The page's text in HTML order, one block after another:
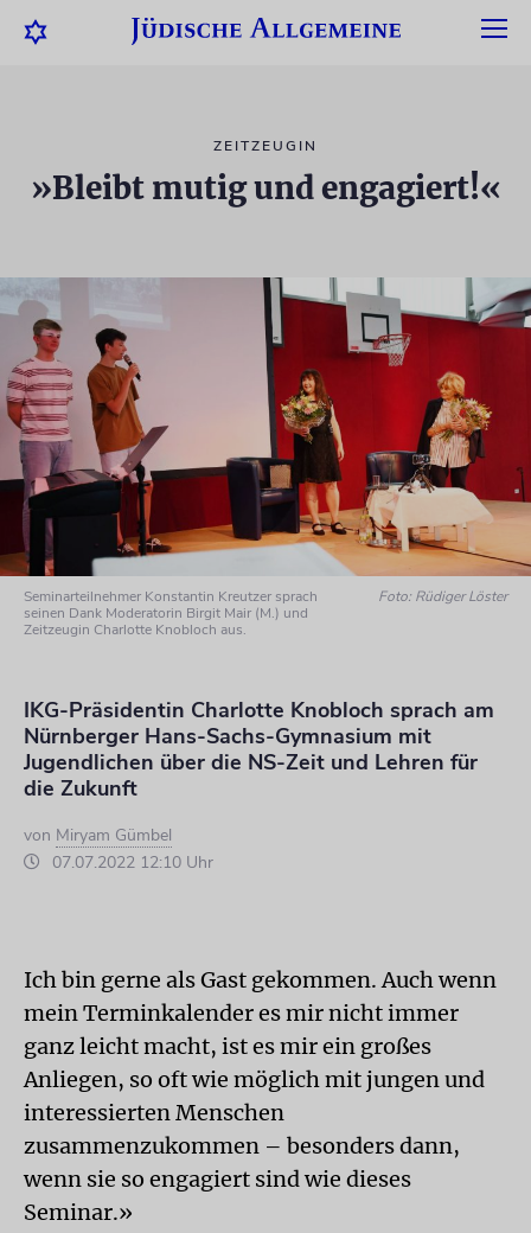
ZEITZEUGIN
»Bleibt mutig und engagiert!«
Seminarteilnehmer Konstantin Kreutzer sprach
seinen Dank Moderatorin Birgit Mair (M.) und
Zeitzeugin Charlotte Knobloch aus.
Foto: Rüdiger Löster
IKG-Präsidentin Charlotte Knobloch sprach am
Nürnberger Hans-Sachs-Gymnasium mit
Jugendlichen über die NS-Zeit und Lehren für
die Zukunft
von Miryam Gümbel
07.07.2022 12:10 Uhr
Ich bin gerne als Gast gekommen. Auch wenn
mein Terminkalender es mir nicht immer
ganz leicht macht, ist es mir ein großes
Anliegen, so oft wie möglich mit jungen und
interessierten Menschen
zusammenzukommen – besonders dann,
wenn sie so engagiert sind wie dieses
Seminar.»